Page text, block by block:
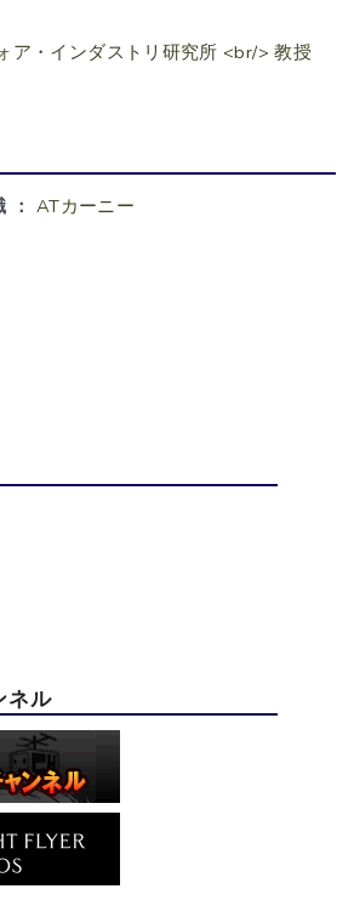
ア・インダストリ研究所 <br/> 教授
： ATカーニー
ネル